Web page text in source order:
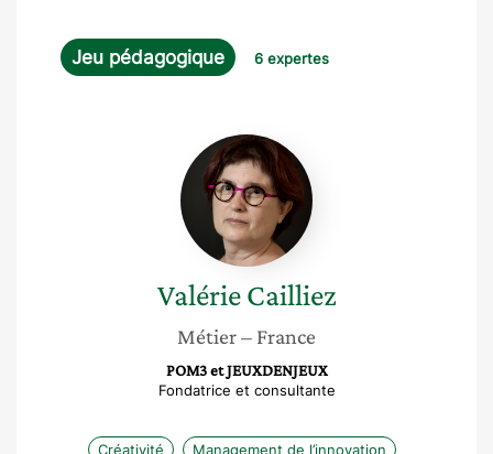
Jeu pédagogique 6 expertes
Valérie
Cailliez
Valérie Cailliez
Métier– France
POM3 et JEUXDENJEUX
Fondatrice et consultante
Créativité Management de l’innovation